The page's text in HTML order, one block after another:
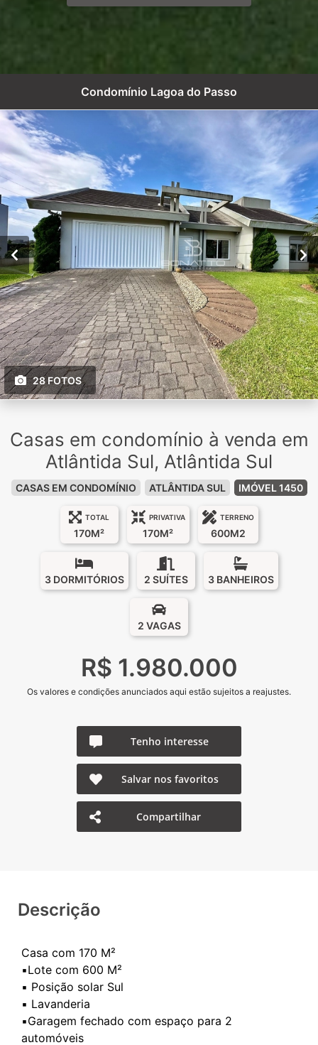
Condomínio Lagoa do Passo
28 FOTOS
Casas em condomínio à venda em
Atlântida Sul, Atlântida Sul
CASAS EM CONDOMÍNIO ATLÂNTIDA SUL IMÓVEL 1450
TOTAL
170M²
PRIVATIVA
170M²
TERRENO
600M2
3 DORMITÓRIOS 2 SUÍTES 3 BANHEIROS
2 VAGAS
R$ 1.980.000
Os valores e condições anunciados aqui estão sujeitos a reajustes.
Tenho interesse
Salvar nos favoritos
Compartilhar
Descrição
Casa com 170 M²
▪️Lote com 600 M²
▪️ Posição solar Sul
▪️ Lavanderia
▪️Garagem fechado com espaço para 2
automóveis